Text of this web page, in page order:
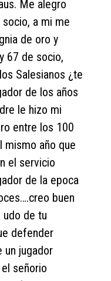
Me alegro
a mi me
de oro y
67 de socio,
Salesianos ¿te
de los años
le hizo mi
entre los 100
mismo año que
el servicio
de la epoca
buen
udo de tu
defender
un jugador
señorio